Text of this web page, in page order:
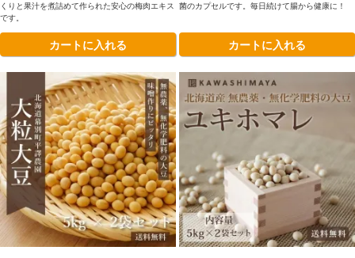
くりと果汁を煮詰めて作られた安心の梅肉エキス
です。
カートに入れる
菌のカプセルです。毎日続けて腸から健康に！
カートに入れる